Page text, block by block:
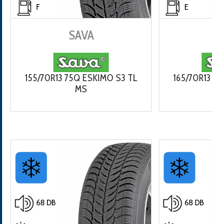
F
SAVA
155/70R13 75Q ESKIMO S3 TL
MS
E
165/
68 DB 68 DB